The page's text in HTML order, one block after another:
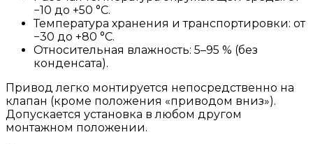
−10 до +50 °C.
Температура хранения и транспортировки: от
−30 до +80 °C.
Относительная влажность: 5–95 % (без
конденсата).
Привод легко монтируется непосредственно на
клапан (кроме положения «приводом вниз»).
Допускается установка в любом другом
монтажном положении.